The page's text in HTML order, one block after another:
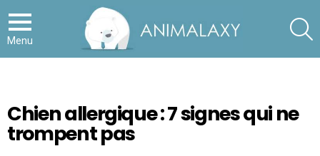
Menu
Chien allergique : 7 signes qui ne
trompent pas